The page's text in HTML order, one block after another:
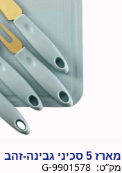
מארז 5 סכיני גבינה-זהב
מק”ט: 9901578-G